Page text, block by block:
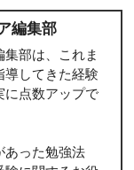
編集部
部は、これま
導してきた経験
に点数アップで
あった勉強法